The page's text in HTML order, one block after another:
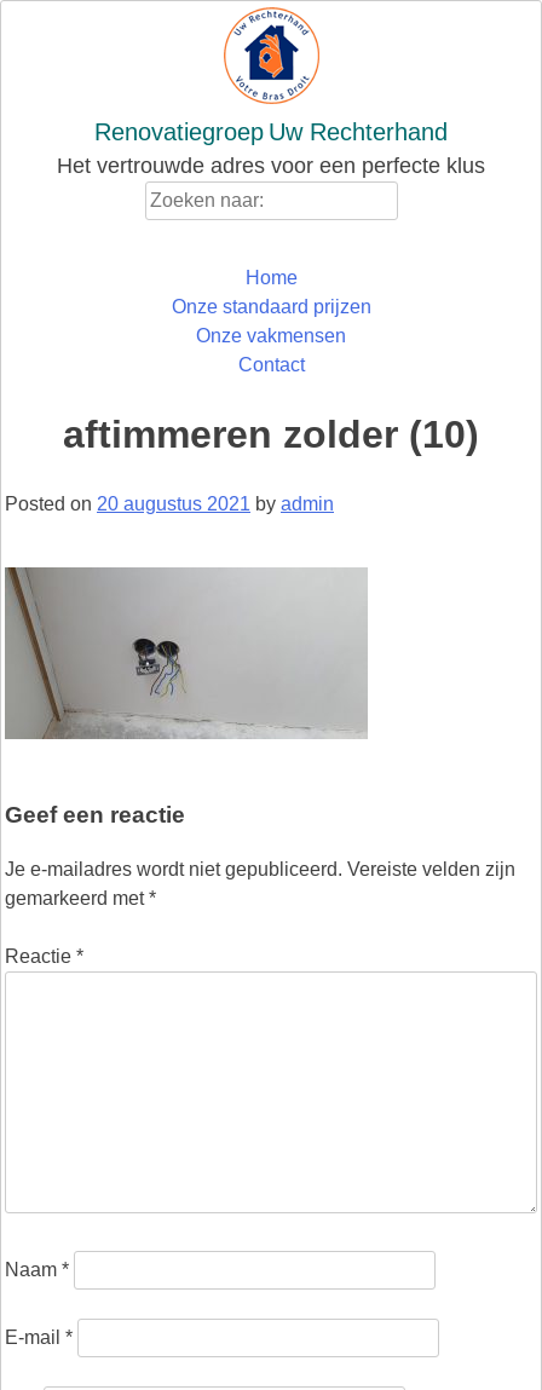
Renovatiegroep Uw Rechterhand
Het vertrouwde adres voor een perfecte klus
Home
Onze standaard prijzen
Onze vakmensen
Contact
aftimmeren zolder (10)
Posted on 20 augustus 2021 by admin
Geef een reactie
Je e-mailadres wordt niet gepubliceerd. Vereiste velden zijn
gemarkeerd met*
Reactie *
Naam *
E-mail *